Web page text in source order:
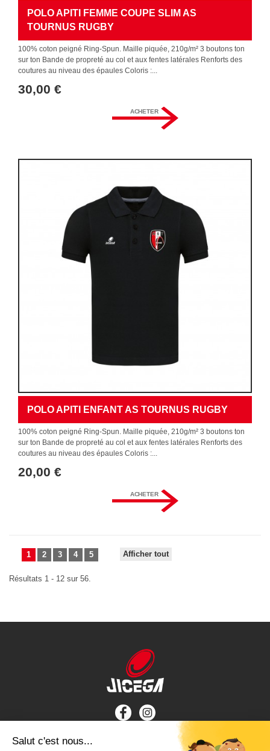
POLO APITI FEMME COUPE SLIM AS
TOURNUS RUGBY
100% coton peigné Ring-Spun. Maille piquée, 210g/m² 3 boutons ton
sur ton Bande de propreté au col et aux fentes latérales Renforts des
coutures au niveau des épaules Coloris :...
30,00 €
ACHETER
POLO APITI ENFANT AS TOURNUS RUGBY
100% coton peigné Ring-Spun. Maille piquée, 210g/m² 3 boutons ton
sur ton Bande de propreté au col et aux fentes latérales Renforts des
coutures au niveau des épaules Coloris :...
20,00 €
ACHETER
Afficher tout
1 2 3 4 5
Résultats 1 - 12 sur 56.
INFORMATIONS